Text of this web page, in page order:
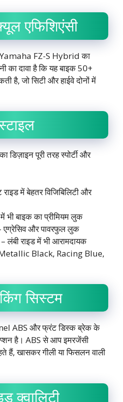
एफिशिएंसी
Yamaha FZ-S Hybrid का
का दावा है कि यह बाइक 50+
है, जो सिटी और हाईवे दोनों में
पूरी तरह स्पोर्टी और
में बेहतर विजिबिलिटी और
भी बाइक का प्रीमियम लुक
और पावरफुल लुक
– लंबी राइड में भी आरामदायक
Black, Racing Blue,
सिस्टम
ABS और फ्रंट डिस्क ब्रेक के
है। ABS से आप इमरजेंसी
हैं, खासकर गीली या फिसलन वाली
क्वालिटी